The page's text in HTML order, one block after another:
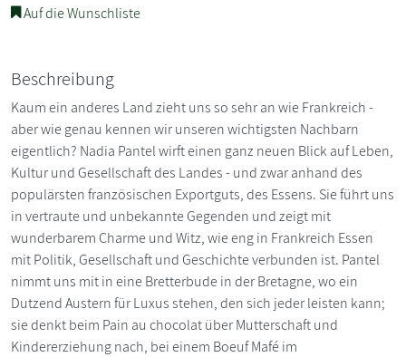
Auf die Wunschliste
Beschreibung
Kaum ein anderes Land zieht uns so sehr an wie Frankreich -
aber wie genau kennen wir unseren wichtigsten Nachbarn
eigentlich? Nadia Pantel wirft einen ganz neuen Blick auf Leben,
Kultur und Gesellschaft des Landes - und zwar anhand des
populärsten französischen Exportguts, des Essens. Sie führt uns
in vertraute und unbekannte Gegenden und zeigt mit
wunderbarem Charme und Witz, wie eng in Frankreich Essen
mit Politik, Gesellschaft und Geschichte verbunden ist. Pantel
nimmt uns mit in eine Bretterbude in der Bretagne, wo ein
Dutzend Austern für Luxus stehen, den sich jeder leisten kann;
sie denkt beim Pain au chocolat über Mutterschaft und
Kindererziehung nach, bei einem Boeuf Mafé im